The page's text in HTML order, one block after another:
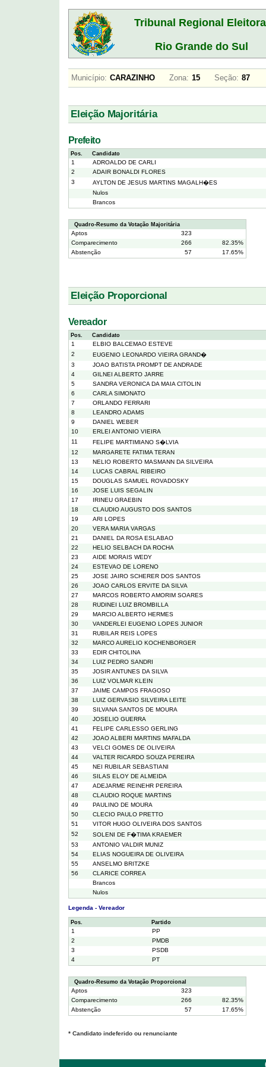
Tribunal Regional
Rio Grande do Sul
Município: CARAZINHO Zona: 15 Seção: 87
Eleição Majoritária
Prefeito
Pos. Candidato
1
ADROALDO DE CARLI
2
ADAIR BONALDI FLORES
3
AYLTON DE JESUS MARTINS MAGALH�ES
Nulos
Brancos
Quadro-Resumo da Votação Majoritária
Aptos
323
Comparecimento
266
82.35%
Abstenção
57 17.65%
Eleição Proporcional
Vereador
Pos. Candidato
1
ELBIO BALCEMAO ESTEVE
2
EUGENIO LEONARDO VIEIRA GRAND�
3
JOAO BATISTA PROMPT DE ANDRADE
4
GILNEI ALBERTO JARRE
5
SANDRA VERONICA DA MAIA CITOLIN
6
CARLA SIMONATO
7
ORLANDO FERRARI
8
LEANDRO ADAMS
9
DANIEL WEBER
10
ERLEI ANTONIO VIEIRA
11
FELIPE MARTIMIANO S�LVIA
12
MARGARETE FATIMA TERAN
13
NELIO ROBERTO MASMANN DA SILVEIRA
14
LUCAS CABRAL RIBEIRO
15
DOUGLAS SAMUEL ROVADOSKY
16
JOSE LUIS SEGALIN
17
IRINEU GRAEBIN
18
CLAUDIO AUGUSTO DOS SANTOS
19
ARI LOPES
20
VERA MARIA VARGAS
21
DANIEL DA ROSA ESLABAO
22
HELIO SELBACH DA ROCHA
23
AIDE MORAIS WEDY
24
ESTEVAO DE LORENO
25
JOSE JAIRO SCHERER DOS SANTOS
26
JOAO CARLOS ERVITE DA SILVA
27
MARCOS ROBERTO AMORIM SOARES
28
RUDINEI LUIZ BROMBILLA
29
MARCIO ALBERTO HERMES
30
VANDERLEI EUGENIO LOPES JUNIOR
31
RUBILAR REIS LOPES
32
MARCO AURELIO KOCHENBORGER
33
EDIR CHITOLINA
34
LUIZ PEDRO SANDRI
35
JOSIR ANTUNES DA SILVA
36
LUIZ VOLMAR KLEIN
37
JAIME CAMPOS FRAGOSO
38
LUIZ GERVASIO SILVEIRA LEITE
39
SILVANA SANTOS DE MOURA
40
JOSELIO GUERRA
41
FELIPE CARLESSO GERLING
42
JOAO ALBERI MARTINS MAFALDA
43
VELCI GOMES DE OLIVEIRA
44
VALTER RICARDO SOUZA PEREIRA
45
NEI RUBILAR SEBASTIANI
46
SILAS ELOY DE ALMEIDA
47
ADEJARME REINEHR PEREIRA
48
CLAUDIO ROQUE MARTINS
49
PAULINO DE MOURA
50
CLECIO PAULO PRETTO
51
VITOR HUGO OLIVEIRA DOS SANTOS
52
SOLENI DE F�TIMA KRAEMER
53
ANTONIO VALDIR MUNIZ
54
ELIAS NOGUEIRA DE OLIVEIRA
55
ANSELMO BRITZKE
56
CLARICE CORREA
Brancos
Nulos
Legenda - Vereador
Pos. Partido
1
PP
2
PMDB
3
PSDB
4
PT
Quadro-Resumo da Votação Proporcional
Aptos
323
Comparecimento
266
82.35%
Abstenção
57 17.65%
* Candidato indeferido ou renunciante